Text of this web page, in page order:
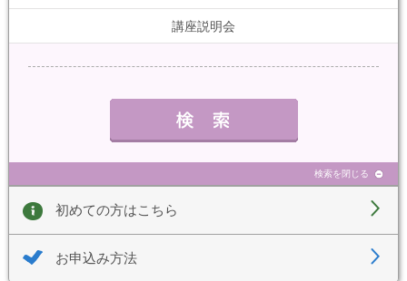
講座説明会
検索を閉じる
初めての方はこちら
お申込み方法